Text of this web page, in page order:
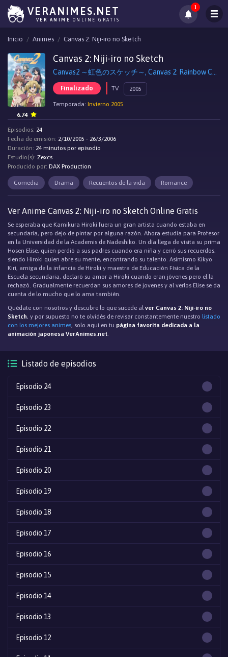
VERANIMES.NET
VER ANIME ONLINE GRATIS
1
Inicio Animes Canvas 2: Niji-iro no Sketch
Canvas 2: Niji-iro no Sketch
Finalizado TV 2005
Temporada: Invierno 2005
6.74
Episodios: 24
Fecha de emisión: 2/10/2005 - 26/3/2006
Duración: 24 minutos por episodio
Estudio(s): Zexcs
Producido por: DAX Production
Comedia Drama Recuentos de la vida Romance
Ver Anime Canvas 2: Niji-iro no Sketch Online Gratis
Se esperaba que Kamikura Hiroki fuera un gran artista cuando estaba en
secundaria, pero dejo de pintar por alguna razón. Ahora estudia para Profesor
en la Universidad de la Academis de Nadeshiko. Un día llega de visita su prima
Hosen Elise, quien perdió a sus padres cuando era niña y cerró sus recuerdos,
siendo Hiroki quien abre su mente, encontrando su talento. Asimismo Kikyo
Kiri, amiga de la infancia de Hiroki y maestra de Educación Física de la
Escuela secundaria, declaró su amor a Hiroki cuando eran jóvenes pero el la
rechazó. Gradualmente recuerdan sus amores de jovenes y al verlos Elise se da
cuenta de lo mucho que lo ama también.
Quédate con nosotros y descubre lo que sucede alver Canvas 2: Niji-iro no
Sketch, y por supuesto no te olvidés de revisar constantemente nuestro listado
con los mejores animes, solo aqui en tu página favorita dedicada a la
animación japonesa VerAnimes.net.
Listado de episodios
Episodio 24
Episodio 23
Episodio 22
Episodio 21
Episodio 20
Episodio 19
Episodio 18
Episodio 17
Episodio 16
Episodio 15
Episodio 14
Episodio 13
Episodio 12